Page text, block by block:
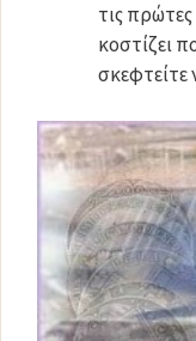
τις
κοστίζει
σκεφτείτε